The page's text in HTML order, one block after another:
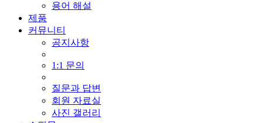
용어 해설
제품
커뮤니티
공지사항
1:1 문의
질문과 답변
회원 자료실
사진 갤러리